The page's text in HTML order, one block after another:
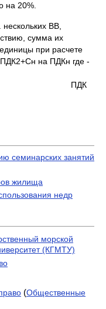
на 20%.
ВВ,
сумма их
при расчете
на ПДКн где -
ПДК
семинарских занятий
жилища
недр
морской
(КГМТУ)
(Общественные